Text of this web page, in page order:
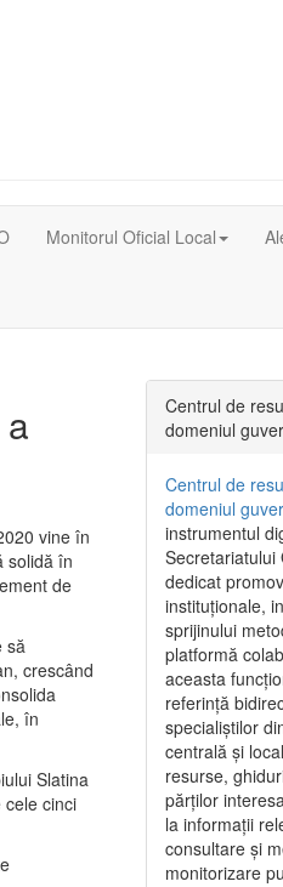
Monitorul Oficial Local
vine în
solidă în
de
să
crescând
în
Slatina
cinci
Centrul de
domeniul
Centrul de
domeniul
instrumentul
Secretariatului
dedicat
instituționale,
sprijinului
platformă
aceasta
referință
specialiștilor
centrală și
resurse,
părților
la informații
consultare și
monitorizare